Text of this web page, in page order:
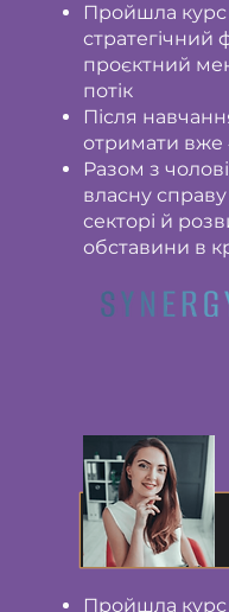
Пройшла курс
стратегічний
проєктний
потік
Після
отримати вже
Разом з
власну
секторі й
обставини в
Пройшла курс